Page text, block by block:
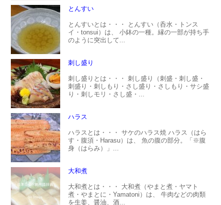
とんすい
とんすいとは・・・ とんすい（呑水・トンス
イ・tonsui）は、 小鉢の一種。縁の一部が持ち手
のように突出して...
刺し盛り
刺し盛りとは・・・ 刺し盛り（刺盛・刺し盛・
刺盛り・刺しもり・さし盛り・さしもり・サシ盛
り・刺しモリ・さし盛・...
ハラス
ハラスとは・・・ サケのハラス焼 ハラス（はら
す・腹須・Harasu）は、 魚の腹の部分。「※腹
身（はらみ）」...
大和煮
大和煮とは・・・ 大和煮（やまと煮・ヤマト
煮・やまとに・Yamatoni）は、 牛肉などの肉類
を生姜、醤油、酒...